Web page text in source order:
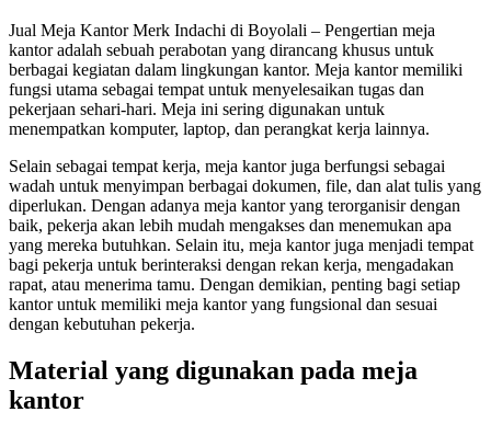
Jual Meja Kantor Merk Indachi di Boyolali – Pengertian meja
kantor adalah sebuah perabotan yang dirancang khusus untuk
berbagai kegiatan dalam lingkungan kantor. Meja kantor memiliki
fungsi utama sebagai tempat untuk menyelesaikan tugas dan
pekerjaan sehari-hari. Meja ini sering digunakan untuk
menempatkan komputer, laptop, dan perangkat kerja lainnya.
Selain sebagai tempat kerja, meja kantor juga berfungsi sebagai
wadah untuk menyimpan berbagai dokumen, file, dan alat tulis yang
diperlukan. Dengan adanya meja kantor yang terorganisir dengan
baik, pekerja akan lebih mudah mengakses dan menemukan apa
yang mereka butuhkan. Selain itu, meja kantor juga menjadi tempat
bagi pekerja untuk berinteraksi dengan rekan kerja, mengadakan
rapat, atau menerima tamu. Dengan demikian, penting bagi setiap
kantor untuk memiliki meja kantor yang fungsional dan sesuai
dengan kebutuhan pekerja.
Material yang digunakan pada meja
kantor